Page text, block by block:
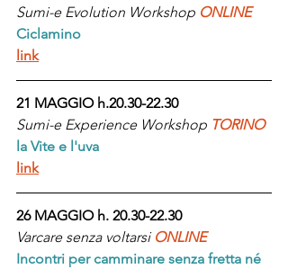
Sumi-e Evolution Workshop ONLINE
Ciclamino
link
21 MAGGIO h.20.30-22.30
Sumi-e Experience Workshop TORINO
la Vite e l'uva
link
26 MAGGIO h. 20.30-22.30
Varcare senza voltarsi ONLINE
Incontri per camminare senza fretta né